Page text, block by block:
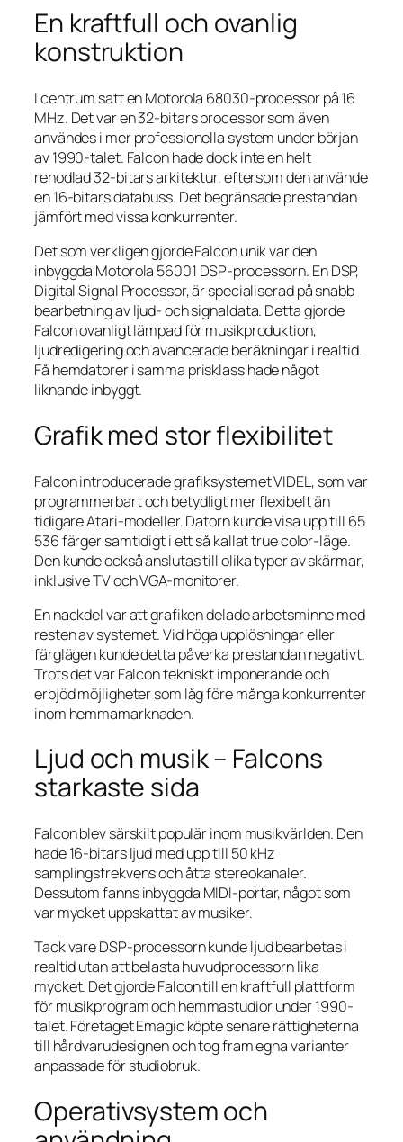
En kraftfull och ovanlig
konstruktion
I centrum satt en Motorola 68030-processor på 16
MHz. Det var en 32-bitars processor som även
användes i mer professionella system under början
av 1990-talet. Falcon hade dock inte en helt
renodlad 32-bitars arkitektur, eftersom den använde
en 16-bitars databuss. Det begränsade prestandan
jämfört med vissa konkurrenter.
Det som verkligen gjorde Falcon unik var den
inbyggda Motorola 56001 DSP-processorn. En DSP,
Digital Signal Processor, är specialiserad på snabb
bearbetning av ljud- och signaldata. Detta gjorde
Falcon ovanligt lämpad för musikproduktion,
ljudredigering och avancerade beräkningar i realtid.
Få hemdatorer i samma prisklass hade något
liknande inbyggt.
Grafik med stor flexibilitet
Falcon introducerade grafiksystemet VIDEL, som var
programmerbart och betydligt mer flexibelt än
tidigare Atari-modeller. Datorn kunde visa upp till 65
536 färger samtidigt i ett så kallat true color-läge.
Den kunde också anslutas till olika typer av skärmar,
inklusive TV och VGA-monitorer.
En nackdel var att grafiken delade arbetsminne med
resten av systemet. Vid höga upplösningar eller
färglägen kunde detta påverka prestandan negativt.
Trots det var Falcon tekniskt imponerande och
erbjöd möjligheter som låg före många konkurrenter
inom hemmamarknaden.
Ljud och musik – Falcons
starkaste sida
Falcon blev särskilt populär inom musikvärlden. Den
hade 16-bitars ljud med upp till 50 kHz
samplingsfrekvens och åtta stereokanaler.
Dessutom fanns inbyggda MIDI-portar, något som
var mycket uppskattat av musiker.
Tack vare DSP-processorn kunde ljud bearbetas i
realtid utan att belasta huvudprocessorn lika
mycket. Det gjorde Falcon till en kraftfull plattform
för musikprogram och hemmastudior under 1990-
talet. Företaget Emagic köpte senare rättigheterna
till hårdvarudesignen och tog fram egna varianter
anpassade för studiobruk.
Operativsystem och